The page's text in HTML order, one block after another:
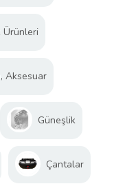
Ürünleri
Aksesuar
Güneşlik
Çantalar